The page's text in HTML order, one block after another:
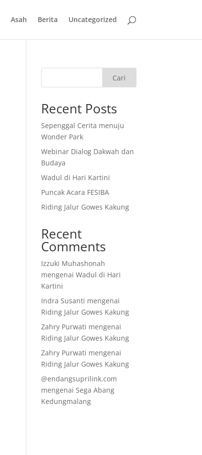
Asah Berita Uncategorized
Cari
Recent Posts
Sepenggal Cerita menuju
Wonder Park
Webinar Dialog Dakwah dan
Budaya
Wadul di Hari Kartini
Puncak Acara FESIBA
Riding Jalur Gowes Kakung
Recent
Comments
Izzuki Muhashonah
mengenaiWadul di Hari
Kartini
Indra Susanti mengenai
Riding Jalur Gowes Kakung
Zahry Purwati mengenai
Riding Jalur Gowes Kakung
Zahry Purwati mengenai
Riding Jalur Gowes Kakung
@endangsuprilink.com
mengenaiSega Abang
Kedungmalang